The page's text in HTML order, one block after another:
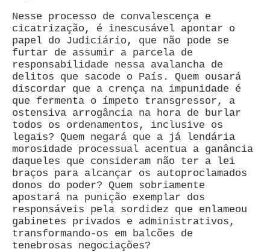
Nesse processo de convalescença e
cicatrização, é inescusável apontar o
papel do Judiciário, que não pode se
furtar de assumir a parcela de
responsabilidade nessa avalancha de
delitos que sacode o País. Quem ousará
discordar que a crença na impunidade é
que fermenta o ímpeto transgressor, a
ostensiva arrogância na hora de burlar
todos os ordenamentos, inclusive os
legais? Quem negará que a já lendária
morosidade processual acentua a ganância
daqueles que consideram não ter a lei
braços para alcançar os autoproclamados
donos do poder? Quem sobriamente
apostará na punição exemplar dos
responsáveis pela sordidez que enlameou
gabinetes privados e administrativos,
transformando-os em balcões de
tenebrosas negociações?